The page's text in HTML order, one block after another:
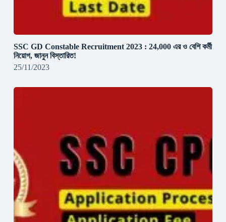
SSC GD Constable Recruitment 2023 : 24,000 এর ও বেশি কর্মী
নিয়োগ, জানুন বিস্তারিত!
25/11/2023